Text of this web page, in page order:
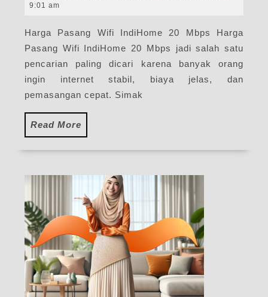
Mbps
|
Harga
Paket
2026
9:01 am
Harga Pasang Wifi IndiHome 20 Mbps Harga
Pasang Wifi IndiHome 20 Mbps jadi salah satu
pencarian paling dicari karena banyak orang
ingin internet stabil, biaya jelas, dan
pemasangan cepat. Simak
Read More
More